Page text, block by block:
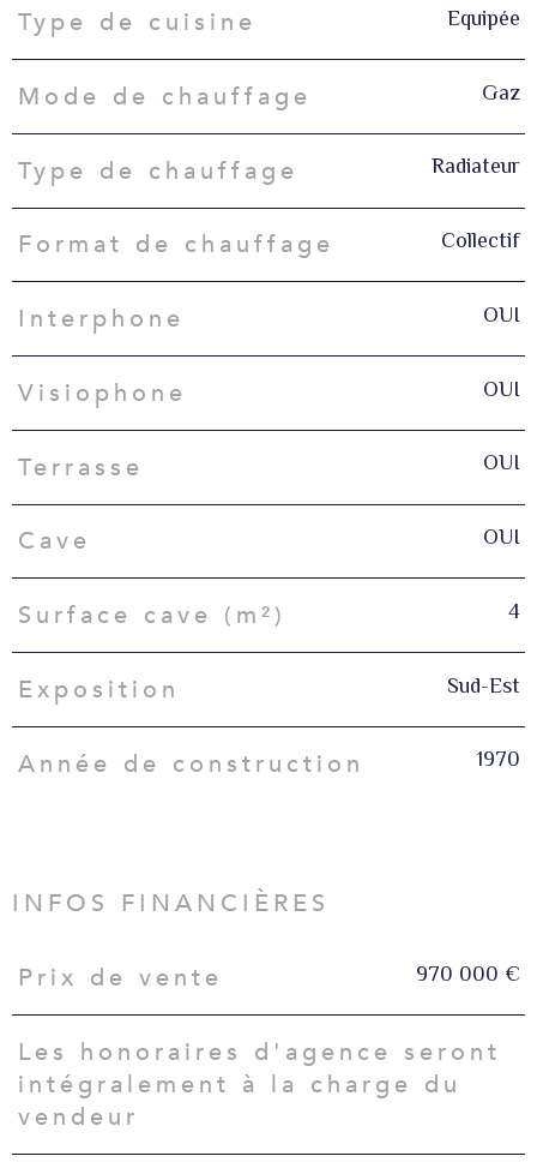
Type de cuisine Equipée
Mode de chauffage Gaz
Type de chauffage Radiateur
Format de chauffage Collectif
Interphone OUI
Visiophone OUI
Terrasse OUI
Cave OUI
Surface cave (m²) 4
Exposition Sud-Est
Année de construction 1970
INFOS FINANCIÈRES
Caractéristiques Valeurs
Prix de vente 970 000 €
Les honoraires d'agence seront
intégralement à la charge du
vendeur